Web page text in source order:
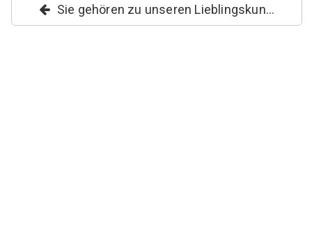
Sie gehören zu unseren Lieblingskun...